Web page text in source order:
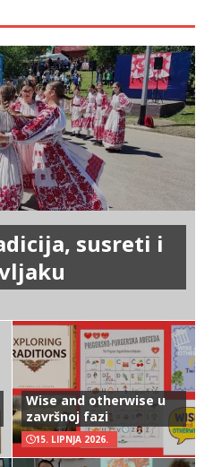
susreti i
Wise and otherwise u
završnoj fazi
15. LIPNJA 2026.